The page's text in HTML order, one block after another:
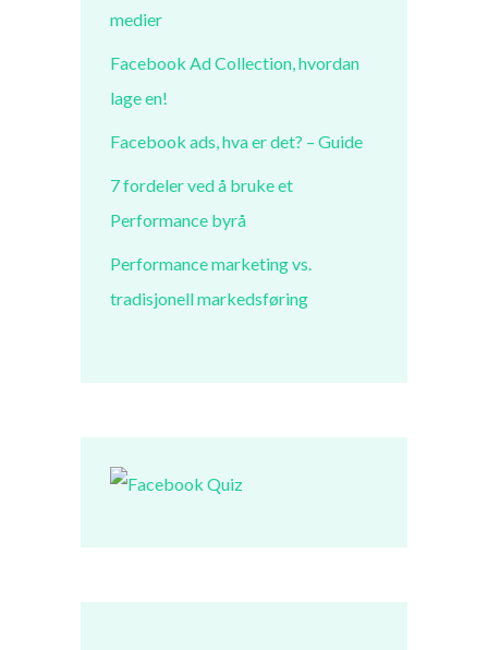
medier
Facebook Ad Collection, hvordan
lage en!
Facebook ads, hva er det? – Guide
7 fordeler ved å bruke et
Performance byrå
Performance marketing vs.
tradisjonell markedsføring